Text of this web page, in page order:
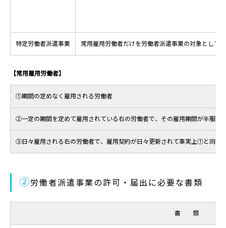
特定労働者派遣事業 常用雇用労働者だけを労働者派遣事業の対象として
【常用雇用労働者】
①期間の定めなく雇用される労働者
②一定の期間を定めて雇用されている右の労働者で、その雇用期間が半服
③日々雇用される右の労働者で、雇用契約が日々更新されて事実上①と同等
②労働者派遣事業の許可・届出に必要な書類
書 類